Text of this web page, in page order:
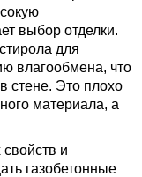
выбор отделки.
для
влагообмена, что
стене. Это плохо
материала, а
и
газобетонные